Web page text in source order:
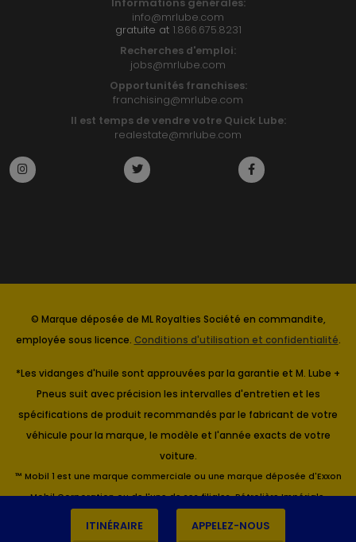
ITINÉRAIRE APPELEZ-NOUS
info@mrlube.com
gratuite at 1.866.675.8231
Recherches d'emploi:
jobs@mrlube.com
Opportunités franchises:
franchising@mrlube.com
Il est temps de vendre votre Quick Lube:
realestate@mrlube.com
© Marque déposée de ML Royalties Société en commandite,
employée sous licence. Conditions d'utilisation et confidentialité.
*Les vidanges d'huile sont approuvées par la garantie et M. Lube +
Pneus suit avec précision les intervalles d'entretien et les
spécifications de produit recommandés par le fabricant de votre
véhicule pour la marque, le modèle et l'année exacts de votre
voiture.
™ Mobil 1 est une marque commerciale ou une marque déposée d'Exxon
Mobil Corporation ou de l'une de ses filiales. Pétrolière Impériale,